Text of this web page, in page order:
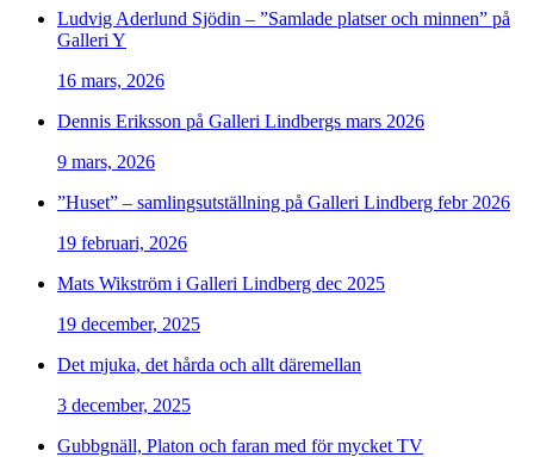
Ludvig Aderlund Sjödin – ”Samlade platser och minnen” på
Galleri Y
16 mars, 2026
Dennis Eriksson på Galleri Lindbergs mars 2026
9 mars, 2026
”Huset” – samlingsutställning på Galleri Lindberg febr 2026
19 februari, 2026
Mats Wikström i Galleri Lindberg dec 2025
19 december, 2025
Det mjuka, det hårda och allt däremellan
3 december, 2025
Gubbgnäll, Platon och faran med för mycket TV